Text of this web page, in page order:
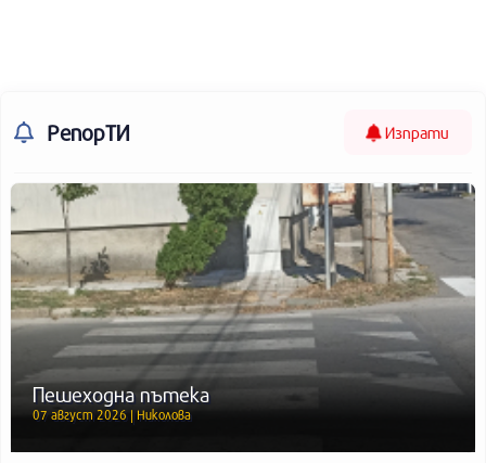
РепорТИ Изпрати
Пешеходна пътека
07 август 2026 | Николова